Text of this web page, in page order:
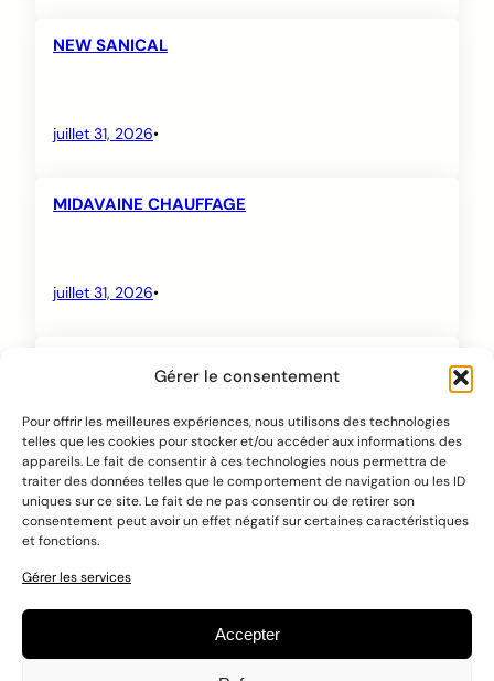
Gérer le consentement
Pour offrir les meilleures expériences, nous utilisons des technologies
telles que les cookies pour stocker et/ou accéder aux informations des
appareils. Le fait de consentir à ces technologies nous permettra de
traiter des données telles que le comportement de navigation ou les ID
uniques sur ce site. Le fait de ne pas consentir ou de retirer son
consentement peut avoir un effet négatif sur certaines caractéristiques
et fonctions.
Gérer les services
Accepter
NEW SANICAL
juillet 31, 2026•
MIDAVAINE CHAUFFAGE
juillet 31, 2026•
juillet 31, 2026•